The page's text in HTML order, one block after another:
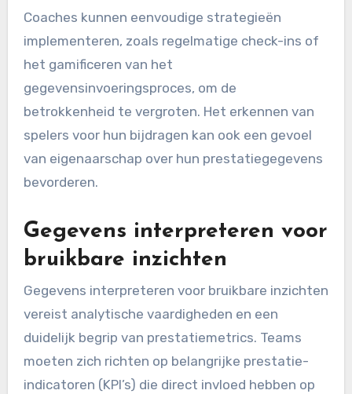
Coaches kunnen eenvoudige strategieën
implementeren, zoals regelmatige check-ins of
het gamificeren van het
gegevensinvoeringsproces, om de
betrokkenheid te vergroten. Het erkennen van
spelers voor hun bijdragen kan ook een gevoel
van eigenaarschap over hun prestatiegegevens
bevorderen.
Gegevens interpreteren voor
bruikbare inzichten
Gegevens interpreteren voor bruikbare inzichten
vereist analytische vaardigheden en een
duidelijk begrip van prestatiemetrics. Teams
moeten zich richten op belangrijke prestatie-
indicatoren (KPI’s) die direct invloed hebben op